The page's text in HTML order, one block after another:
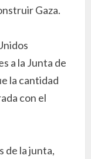
Gaza.
a la Junta de
la cantidad
con el
de la junta,